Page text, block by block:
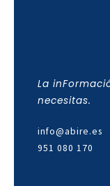
La
necesitas.
info@abire.es
951 080 170